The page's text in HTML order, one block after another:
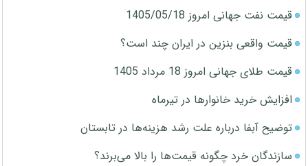
قیمت نفت جهانی امروز 1405/05/18
قیمت واقعی بنزین در ایران چند است؟
قیمت طلای جهانی امروز 18 مرداد 1405
افزایش خرید خانوارها در تیرماه
توضیح آبفا درباره علت رشد هزینه‌ها در تابستان
سازندگان خرد چگونه قیمت‌ها را بالا می‌برند؟